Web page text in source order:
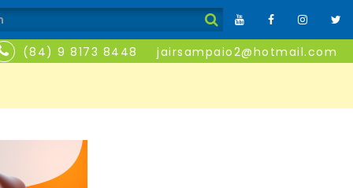
(84) 9 8173 8448 jairsampaio2@hotmail.com